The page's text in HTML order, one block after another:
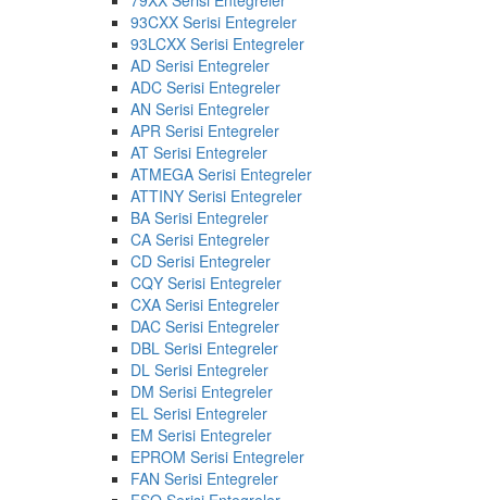
93CXX Serisi Entegreler
93LCXX Serisi Entegreler
AD Serisi Entegreler
ADC Serisi Entegreler
AN Serisi Entegreler
APR Serisi Entegreler
AT Serisi Entegreler
ATMEGA Serisi Entegreler
ATTINY Serisi Entegreler
BA Serisi Entegreler
CA Serisi Entegreler
CD Serisi Entegreler
CQY Serisi Entegreler
CXA Serisi Entegreler
DAC Serisi Entegreler
DBL Serisi Entegreler
DL Serisi Entegreler
DM Serisi Entegreler
EL Serisi Entegreler
EM Serisi Entegreler
EPROM Serisi Entegreler
FAN Serisi Entegreler